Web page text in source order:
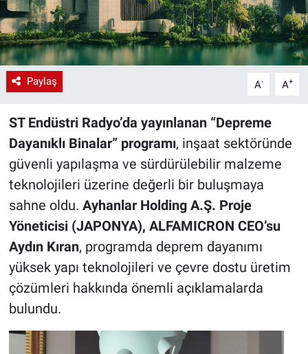
Paylaş A- A+
ST Endüstri Radyo’da yayınlanan “Depreme
Dayanıklı Binalar” programı, inşaat sektöründe
güvenli yapılaşma ve sürdürülebilir malzeme
teknolojileri üzerine değerli bir buluşmaya
sahne oldu. Ayhanlar Holding A.Ş. Proje
Yöneticisi (JAPONYA), ALFAMICRON CEO’su
Aydın Kıran, programda deprem dayanımı
yüksek yapı teknolojileri ve çevre dostu üretim
çözümleri hakkında önemli açıklamalarda
bulundu.